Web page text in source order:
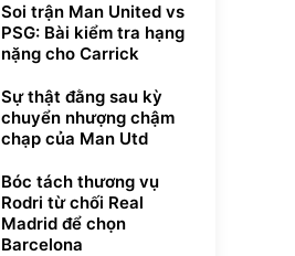
Soi trận Man United vs
PSG: Bài kiểm tra hạng
nặng cho Carrick
Sự thật đằng sau kỳ
chuyển nhượng chậm
chạp của Man Utd
Bóc tách thương vụ
Rodri từ chối Real
Madrid để chọn
Barcelona